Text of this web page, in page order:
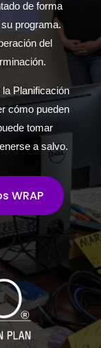
de forma
programa.
del
Planificación
cómo pueden
tomar
a salvo.
WRAP